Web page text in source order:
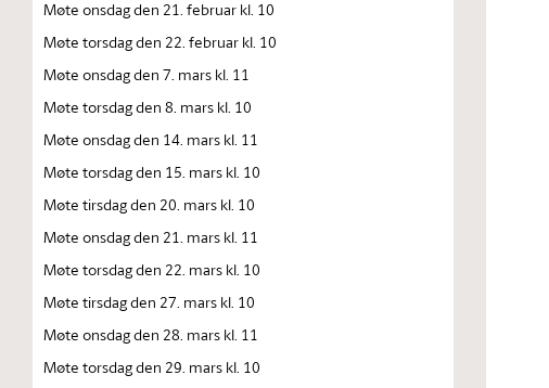
Møte onsdag den 21. februar kl. 10
Møte torsdag den 22. februar kl. 10
Møte onsdag den 7. mars kl. 11
Møte torsdag den 8. mars kl. 10
Møte onsdag den 14. mars kl. 11
Møte torsdag den 15. mars kl. 10
Møte tirsdag den 20. mars kl. 10
Møte onsdag den 21. mars kl. 11
Møte torsdag den 22. mars kl. 10
Møte tirsdag den 27. mars kl. 10
Møte onsdag den 28. mars kl. 11
Møte torsdag den 29. mars kl. 10